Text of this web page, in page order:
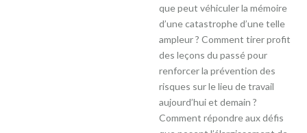
que peut véhiculer la mémoire
d’une catastrophe d’une telle
ampleur ? Comment tirer profit
des leçons du passé pour
renforcer la prévention des
risques sur le lieu de travail
aujourd’hui et demain ?
Comment répondre aux défis